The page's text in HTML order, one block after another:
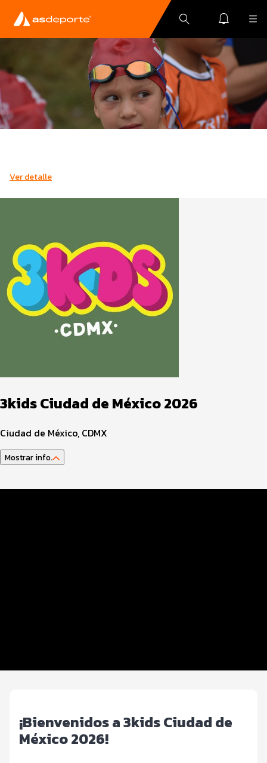
Ver detalle
3kids Ciudad de México 2026
Ciudad de México, CDMX
Mostrar info.
¡Bienvenidos a 3kids Ciudad de
México 2026!